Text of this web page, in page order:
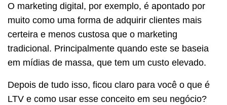
O marketing digital, por exemplo, é apontado por
muito como uma forma de adquirir clientes mais
certeira e menos custosa que o marketing
tradicional. Principalmente quando este se baseia
em mídias de massa, que tem um custo elevado.
Depois de tudo isso, ficou claro para você o que é
LTV e como usar esse conceito em seu negócio?